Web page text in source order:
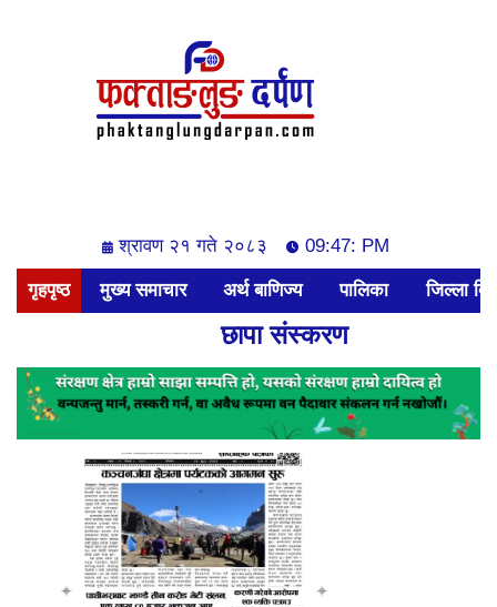
छापा संस्करण
श्रावण २१ गते २०८३ 09:47: PM
गृहपृष्ठ मुख्य समाचार अर्थ बाणिज्य पालिका जिल्ला